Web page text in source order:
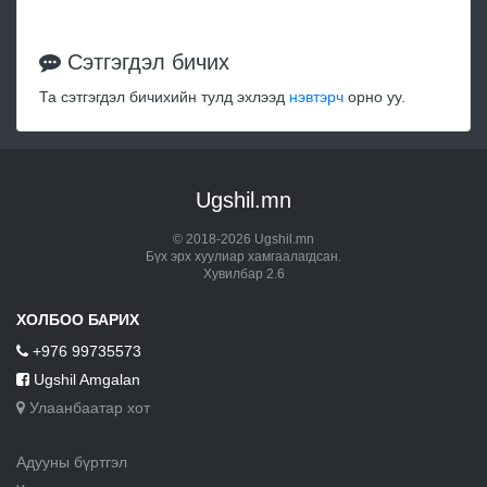
Сэтгэгдэл бичих
Та сэтгэгдэл бичихийн тулд эхлээд нэвтэрч орно уу.
Ugshil.mn
© 2018-2026 Ugshil.mn
Бүх эрх хуулиар хамгаалагдсан.
Хувилбар 2.6
ХОЛБОО БАРИХ
+976 99735573
Ugshil Amgalan
Улаанбаатар хот
Адууны бүртгэл